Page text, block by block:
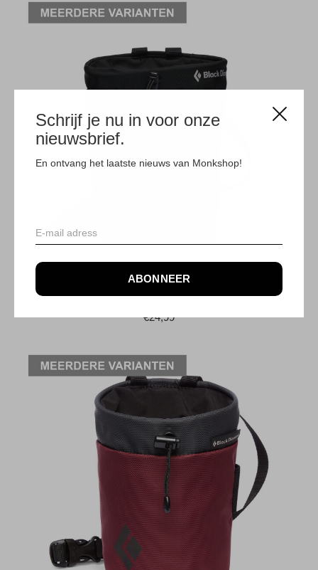
Schrijf je nu in voor onze
nieuwsbrief.
En ontvang het laatste nieuws van Monkshop!
ABONNEER
€24,99